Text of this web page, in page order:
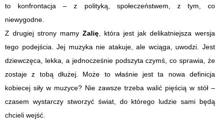
to konfrontacja – z polityką, społeczeństwem, z tym, co
niewygodne.
Z drugiej strony mamy Zalię , która jest jak delikatniejsza wersja
tego podejścia. Jej muzyka nie atakuje, ale wciąga, uwodzi. Jest
dziewczęca, lekka, a jednocześnie podszyta czymś, co sprawia, że
zostaje z tobą dłużej. Może to właśnie jest ta nowa definicja
kobiecej siły w muzyce? Nie zawsze trzeba walić pięścią w stół –
czasem wystarczy stworzyć świat, do którego ludzie sami będą
chcieli wejść.